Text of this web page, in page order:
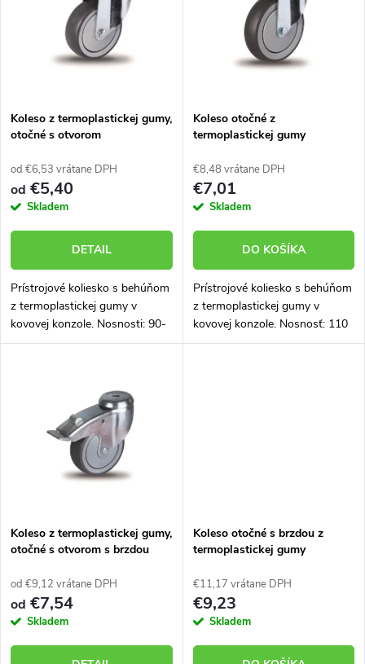
e
p
r
o
d
u
s
p
r
o
d
u
k
Koleso z termoplastickej gumy,
otočné s otvorom
od €6,53 vrátane DPH
od €5,40
Skladem
DETAIL
Prístrojové koliesko s behúňom
z termoplastickej gumy v
kovovej konzole. Nosnosti: 90-
110 kg Nižšie vyberte rozmer
Koleso otočné z
termoplastickej gumy
€8,48 vrátane DPH
€7,01
Skladem
DO KOŠÍKA
Prístrojové koliesko s behúňom
z termoplastickej gumy v
kovovej konzole. Nosnosť: 110
kg Priemer: 125 mm
Koleso z termoplastickej gumy,
otočné s otvorom s brzdou
od €9,12 vrátane DPH
od €7,54
Skladem
Koleso otočné s brzdou z
termoplastickej gumy
€11,17 vrátane DPH
€9,23
Skladem